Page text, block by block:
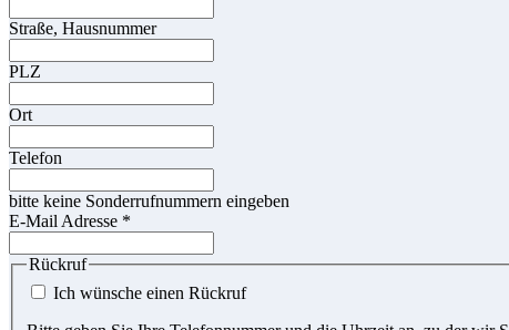
Straße, Hausnummer
PLZ
Ort
Telefon
bitte keine Sonderrufnummern eingeben
E-Mail Adresse *
Rückruf
Ich wünsche einen Rückruf